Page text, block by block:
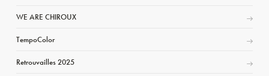
WE ARE CHIROUX
TempoColor
Retrouvailles 2025